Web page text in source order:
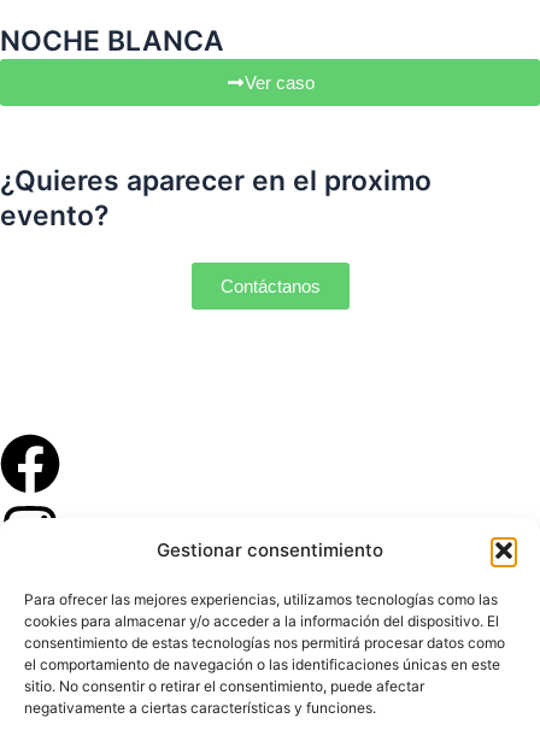
Gestionar consentimiento
Para ofrecer las mejores experiencias, utilizamos tecnologías como las
cookies para almacenar y/o acceder a la información del dispositivo. El
consentimiento de estas tecnologías nos permitirá procesar datos como
el comportamiento de navegación o las identificaciones únicas en este
sitio. No consentir o retirar el consentimiento, puede afectar
negativamente a ciertas características y funciones.
NOCHE BLANCA
Ver caso
¿Quieres aparecer en el proximo
evento?
Contáctanos
Condiciones de uso